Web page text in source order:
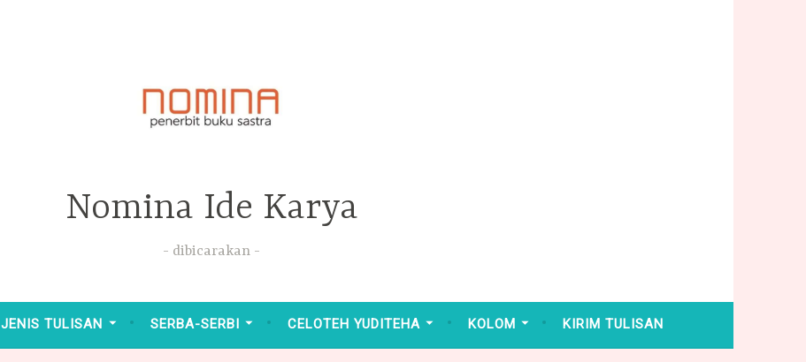
Nomina Ide Karya
dibicarakan
JENIS TULISAN SERBA-SERBI CELOTEH YUDITEHA KOLOM KIRIM TULISAN